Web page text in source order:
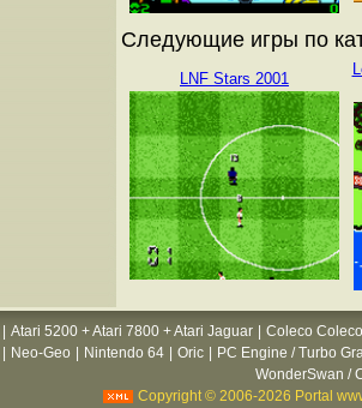
Следующие игры по
LNF Stars 2001
Atari 5200 + Atari 7800 + Atari Jaguar
Coleco
Neo-Geo Nintendo 64 Oric
PC Engine / Turbo
WonderSwan /
Copyright © 2006-2026 Portal